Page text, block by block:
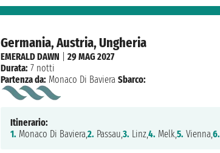
Germania, Austria, Ungheria
EMERALD DAWN
29 MAG 2027
Durata: 7 notti
Partenza da: Monaco Di Baviera Sbarco:
Itinerario:
1. Monaco Di Baviera,2. Passau,3. Linz,4. Melk,5. Vienna,6.